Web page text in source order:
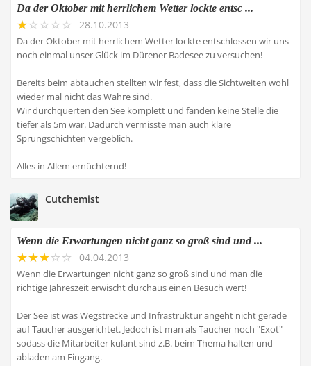
Da der Oktober mit herrlichem Wetter lockte entsc ...
28.10.2013
Da der Oktober mit herrlichem Wetter lockte entschlossen wir uns
noch einmal unser Glück im Dürener Badesee zu versuchen!
Bereits beim abtauchen stellten wir fest, dass die Sichtweiten wohl
wieder mal nicht das Wahre sind.
Wir durchquerten den See komplett und fanden keine Stelle die
tiefer als 5m war. Dadurch vermisste man auch klare
Sprungschichten vergeblich.
Alles in Allem ernüchternd!
Cutchemist
Wenn die Erwartungen nicht ganz so groß sind und ...
04.04.2013
Wenn die Erwartungen nicht ganz so groß sind und man die
richtige Jahreszeit erwischt durchaus einen Besuch wert!
Der See ist was Wegstrecke und Infrastruktur angeht nicht gerade
auf Taucher ausgerichtet. Jedoch ist man als Taucher noch "Exot"
sodass die Mitarbeiter kulant sind z.B. beim Thema halten und
abladen am Eingang.